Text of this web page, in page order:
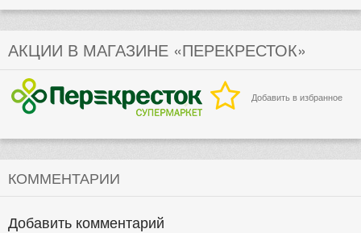
АКЦИИ В МАГАЗИНЕ «ПЕРЕКРЕСТОК»
Добавить в избранное
КОММЕНТАРИИ
Добавить комментарий